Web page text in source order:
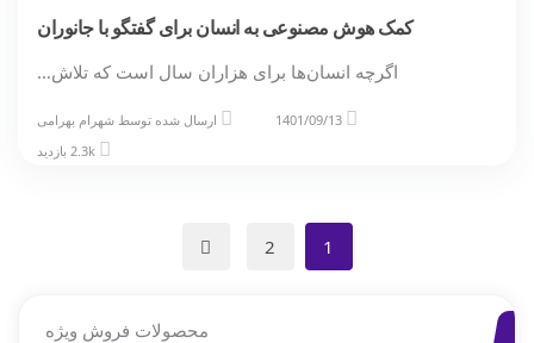
کمک هوش مصنوعی به انسان برای گفتگو با جانوران
اگرچه انسان‌ها برای هزاران سال است که تلاش…
1401/09/13 ارسال شده توسط شهرام بهرامی
1
2
محصولات فروش ویژه